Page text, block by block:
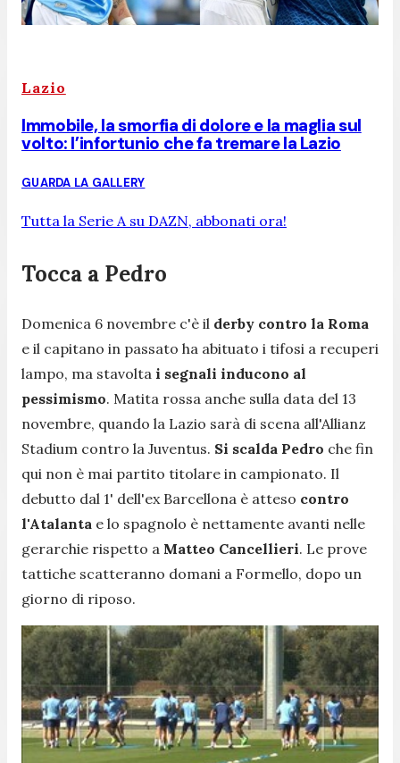
Lazio
Immobile, la smorfia di dolore e la maglia sul
volto: l’infortunio che fa tremare la Lazio
GUARDA LA GALLERY
Tutta la Serie A su DAZN, abbonati ora!
Tocca a Pedro
Domenica 6 novembre c'è il derby contro la Roma
e il capitano in passato ha abituato i tifosi a recuperi
lampo, ma stavolta i segnali inducono al
pessimismo. Matita rossa anche sulla data del 13
novembre, quando la Lazio sarà di scena all'Allianz
Stadium contro la Juventus. Si scalda Pedro che fin
qui non è mai partito titolare in campionato. Il
debutto dal 1' dell'ex Barcellona è atteso contro
l'Atalanta e lo spagnolo è nettamente avanti nelle
gerarchie rispetto a Matteo Cancellieri. Le prove
tattiche scatteranno domani a Formello, dopo un
giorno di riposo.